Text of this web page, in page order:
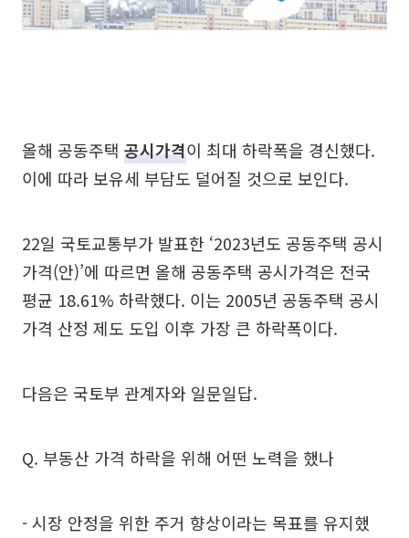
올해 공동주택 공시가격이 최대 하락폭을 경신했다.
이에 따라 보유세 부담도 덜어질 것으로 보인다.
22일 국토교통부가 발표한 ‘2023년도 공동주택 공시
가격(안)’에 따르면 올해 공동주택 공시가격은 전국
평균 18.61% 하락했다. 이는 2005년 공동주택 공시
가격 산정 제도 도입 이후 가장 큰 하락폭이다.
다음은 국토부 관계자와 일문일답.
Q. 부동산 가격 하락을 위해 어떤 노력을 했나
- 시장 안정을 위한 주거 향상이라는 목표를 유지했